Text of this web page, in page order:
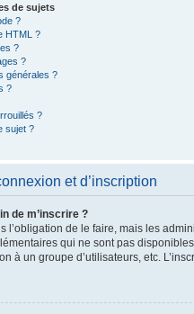
de sujets
?
HTML ?
?
?
générales ?
?
?
sujet ?
et d’inscription
de m’inscrire ?
l’obligation de le faire, mais les
qui ne sont pas
à un groupe d’utilisateurs, etc.